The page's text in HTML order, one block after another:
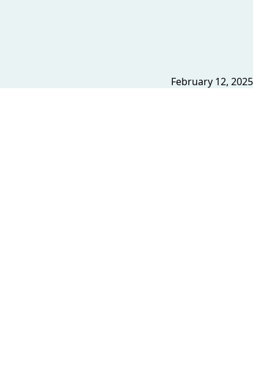
February 12, 2025